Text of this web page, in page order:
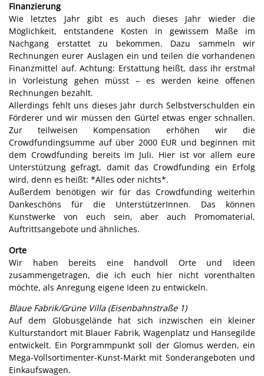
Finanzierung
Wie letztes Jahr gibt es auch dieses Jahr wieder die
Möglichkeit, entstandene Kosten in gewissem Maße im
Nachgang erstattet zu bekommen. Dazu sammeln wir
Rechnungen eurer Auslagen ein und teilen die vorhandenen
Finanzmittel auf. Achtung: Erstattung heißt, dass ihr erstmal
in Vorleistung gehen müsst – es werden keine offenen
Rechnungen bezahlt.
Allerdings fehlt uns dieses Jahr durch Selbstverschulden ein
Förderer und wir müssen den Gürtel etwas enger schnallen.
Zur teilweisen Kompensation erhöhen wir die
Crowdfundingsumme auf über 2000 EUR und beginnen mit
dem Crowdfunding bereits im Juli. Hier ist vor allem eure
Unterstützung gefragt, damit das Crowdfunding ein Erfolg
wird, denn es heißt: *Alles oder nichts*.
Außerdem benötigen wir für das Crowdfunding weiterhin
Dankeschöns für die UnterstützerInnen. Das können
Kunstwerke von euch sein, aber auch Promomaterial,
Auftrittsangebote und ähnliches.
Orte
Wir haben bereits eine handvoll Orte und Ideen
zusammengetragen, die ich euch hier nicht vorenthalten
möchte, als Anregung eigene Ideen zu entwickeln.
Blaue Fabrik/Grüne Villa (Eisenbahnstraße 1)
Auf dem Globusgelände hat sich inzwischen ein kleiner
Kulturstandort mit Blauer Fabrik, Wagenplatz und Hansegilde
entwickelt. Ein Porgrammpunkt soll der Glomus werden, ein
Mega-Vollsortimenter-Kunst-Markt mit Sonderangeboten und
Einkaufswagen.